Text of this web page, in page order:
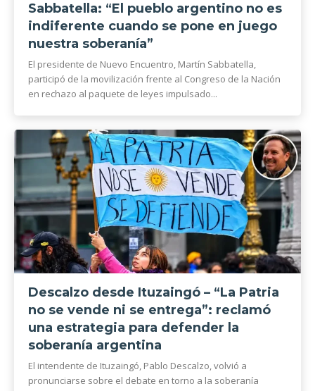
Sabbatella: “El pueblo argentino no es
indiferente cuando se pone en juego
nuestra soberanía”
El presidente de Nuevo Encuentro, Martín Sabbatella,
participó de la movilización frente al Congreso de la Nación
en rechazo al paquete de leyes impulsado...
Descalzo desde Ituzaingó – “La Patria
no se vende ni se entrega”: reclamó
una estrategia para defender la
soberanía argentina
El intendente de Ituzaingó, Pablo Descalzo, volvió a
pronunciarse sobre el debate en torno a la soberanía